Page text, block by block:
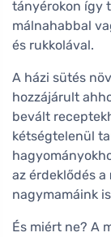
tányérokon így
málnahabbal
és rukkolával.
A házi sütés
hozzájárult
bevált
kétségtelenül
az érdeklődés a
nagymamáink
És miért ne? A